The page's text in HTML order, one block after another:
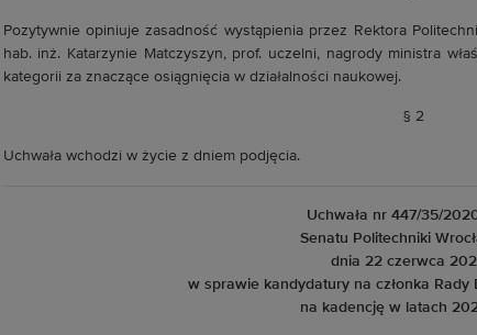
Pozytywnie opiniuje zasadność wystąpienia przez Rektora
hab. inż. Katarzynie Matczyszyn, prof. uczelni, nagrody ministra
kategorii za znaczące osiągnięcia w działalności naukowej.
§ 2
Uchwała wchodzi w życie z dniem podjęcia.
Uchwała nr 447/35/
Senatu Politechniki
dnia 22 czerwca
w sprawie kandydatury na członka Rady
na kadencję w latach